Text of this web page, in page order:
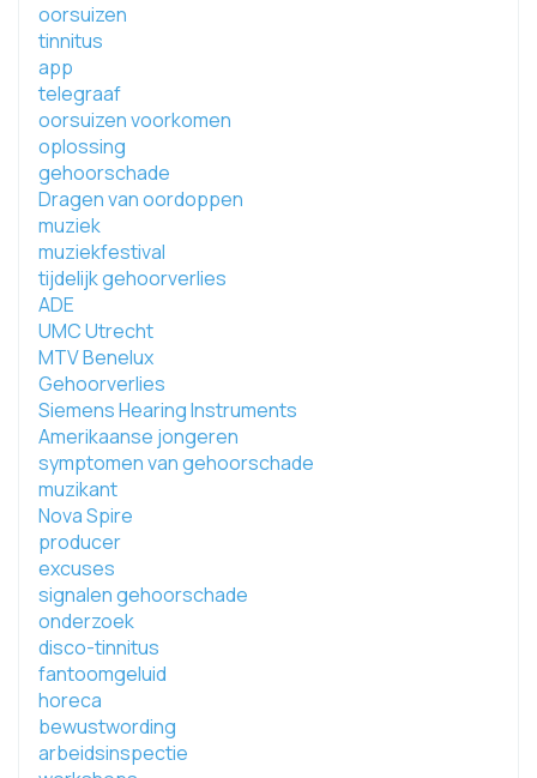
oorsuizen
tinnitus
app
telegraaf
oorsuizen voorkomen
oplossing
gehoorschade
Dragen van oordoppen
muziek
muziekfestival
tijdelijk gehoorverlies
ADE
UMC Utrecht
MTV Benelux
Gehoorverlies
Siemens Hearing Instruments
Amerikaanse jongeren
symptomen van gehoorschade
muzikant
Nova Spire
producer
excuses
signalen gehoorschade
onderzoek
disco-tinnitus
fantoomgeluid
horeca
bewustwording
arbeidsinspectie